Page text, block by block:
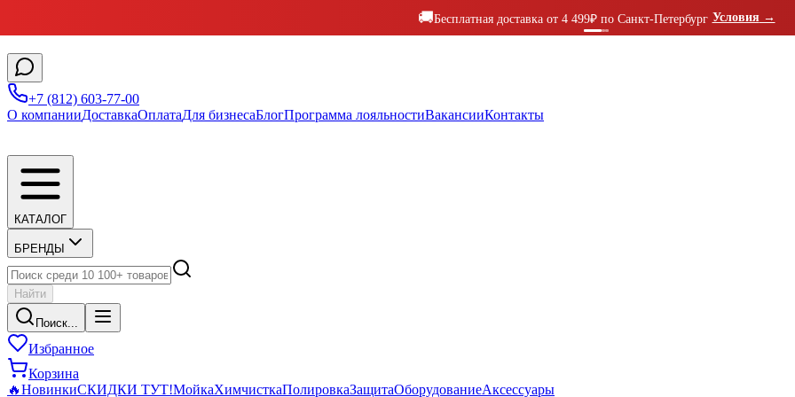
🚚Бесплатная доставка от 4 499₽ по Санкт-Петербург Условия →
+7 (812) 603-77-00
О компанииДоставкаОплатаДля бизнесаБлогПрограмма лояльностиВакансииКонтакты
КАТАЛОГ
БРЕНДЫ
Найти
Поиск...
Избранное
Корзина
🔥НовинкиСКИДКИ ТУТ!МойкаХимчисткаПолировкаЗащитаОборудованиеАксессуары